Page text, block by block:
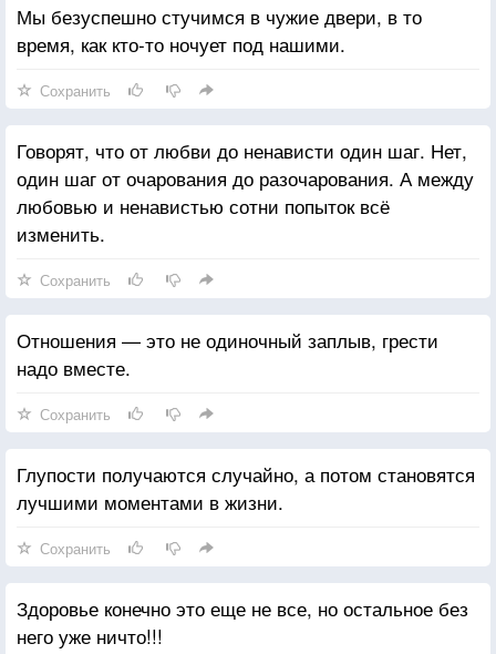
Мы безуспешно стучимся в чужие двери, в то
время, как кто-то ночует под нашими.
Сохранить
Говорят, что от любви до ненависти один шаг. Нет,
один шаг от очарования до разочарования. А между
любовью и ненавистью сотни попыток всё
изменить.
Сохранить
Отношения — это не одиночный заплыв, грести
надо вместе.
Сохранить
Глупости получаются случайно, а потом становятся
лучшими моментами в жизни.
Сохранить
Здоровье конечно это еще не все, но остальное без
него уже ничто!!!